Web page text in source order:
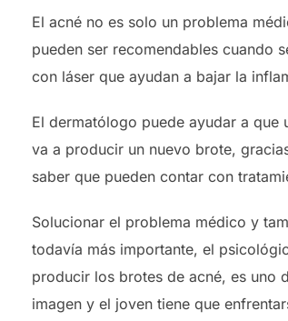
El acné no es solo un problema
pueden ser recomendables cuando
con láser que ayudan a bajar la
El dermatólogo puede ayudar a que
va a producir un nuevo brote,
saber que pueden contar con
Solucionar el problema médico y
todavía más importante, el
producir los brotes de acné, es uno
imagen y el joven tiene que